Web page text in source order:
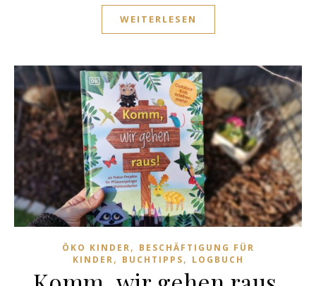
WEITERLESEN
ÖKO KINDER, BESCHÄFTIGUNG FÜR
KINDER, BUCHTIPPS, LOGBUCH